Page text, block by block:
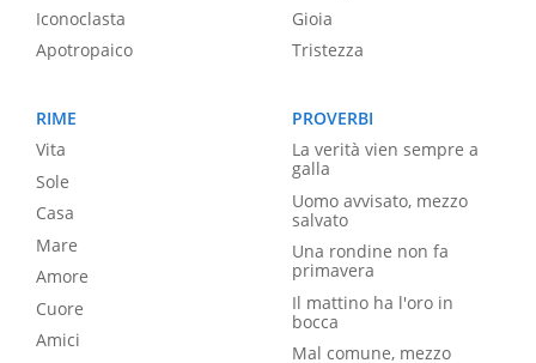
Iconoclasta
Apotropaico
Gioia
Tristezza
RIME
Vita
Sole
Casa
Mare
Amore
Cuore
Amici
PROVERBI
La verità vien sempre a
galla
Uomo avvisato, mezzo
salvato
Una rondine non fa
primavera
Il mattino ha l'oro in
bocca
Mal comune, mezzo